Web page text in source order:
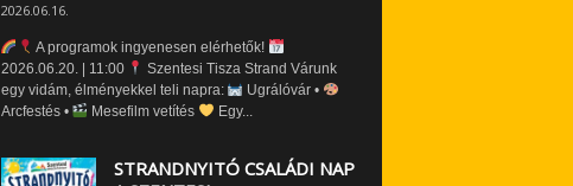
2026.06.16.
A programok ingyenesen elérhetők!
2026.06.20. | 11:00
Szentesi Tisza Strand Várunk
egy vidám, élményekkel teli napra:
Ugrálóvár •
Arcfestés •
Mesefilm vetítés Egy...
STRANDNYITÓ CSALÁDI NAP